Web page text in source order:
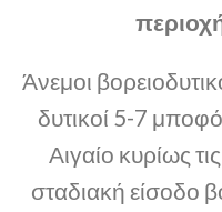
Άνεμοι
δυτικοί 5-7
Αιγαίο κυρίως
σταδιακή είσοδο